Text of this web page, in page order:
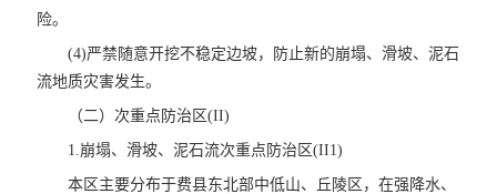
险。
(4)严禁随意开挖不稳定边坡，防止新的崩塌、滑坡、泥石
流地质灾害发生。
（二）次重点防治区(II)
1.崩塌、滑坡、泥石流次重点防治区(II1)
本区主要分布于费县东北部中低山、丘陵区，在强降水、